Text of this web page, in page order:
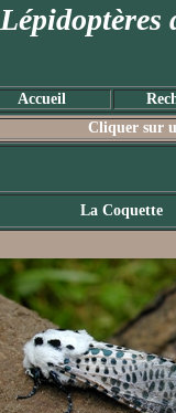
Lépidoptères
Accueil
Cliquer sur
La Coquette